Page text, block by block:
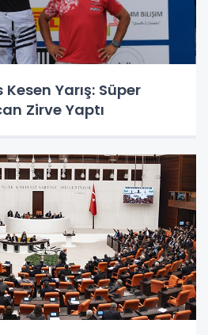
Yarış: Süper
Zirve Yaptı